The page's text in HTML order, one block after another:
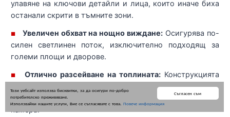
Съгласен съм
Този уебсайт използва бисквитки, за да осигури по-добро
потребителско преживяване.
Използвайки нашите услуги, Вие се съгласявате с това. Повече информация
улавяне на ключови детайли и лица, които иначе биха
останали скрити в тъмните зони.
■ Увеличен обхват на нощно виждане: Осигурява по-
силен светлинен поток, изключително подходящ за
големи площи и дворове.
■ Отлично разсейване на топлината:Конструкцията
на EXIR диодите предотвратява прегряването, което
гарантира по-дълъг живот на осветлението и на самата
камера.